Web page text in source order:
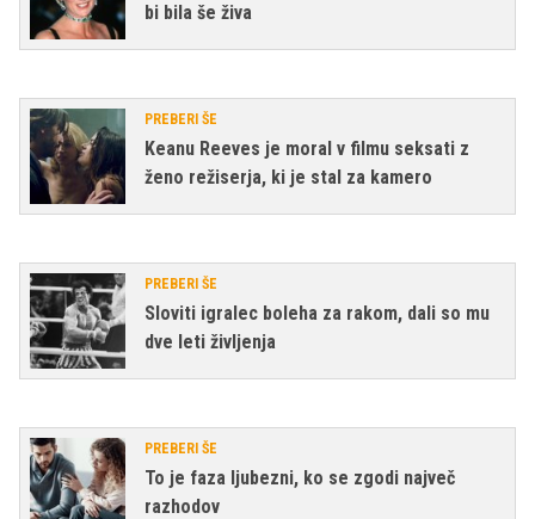
bi bila še živa
PREBERI ŠE
Keanu Reeves je moral v filmu seksati z
ženo režiserja, ki je stal za kamero
PREBERI ŠE
Sloviti igralec boleha za rakom, dali so mu
dve leti življenja
PREBERI ŠE
To je faza ljubezni, ko se zgodi največ
razhodov